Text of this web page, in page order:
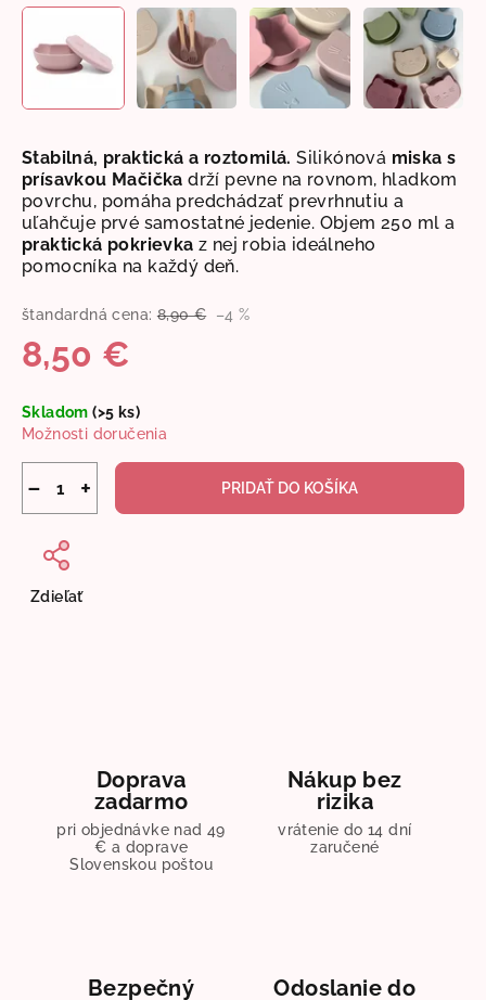
Stabilná, praktická a roztomilá. Silikónová miska s
prísavkou Mačička drží pevne na rovnom, hladkom
povrchu, pomáha predchádzať prevrhnutiu a
uľahčuje prvé samostatné jedenie. Objem 250 ml a
praktická pokrievka z nej robia ideálneho
pomocníka na každý deň.
štandardná cena: 8,90 € –4 %
8,50 €
cena:
Skladom(>5 ks)
Možnosti doručenia
+
− PRIDAŤ DO KOŠÍKA
Zdieľať
Doprava
zadarmo
pri objednávke nad 49
€ a doprave
Slovenskou poštou
Nákup bez
rizika
vrátenie do 14 dní
zaručené
Bezpečný
Odoslanie do